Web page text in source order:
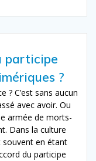
participe
?
? C’est sans aucun
avec avoir. Ou
armée de morts-
Dans la culture
souvent en étant
du participe